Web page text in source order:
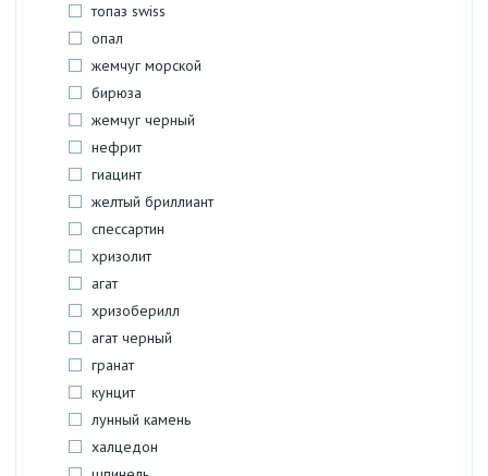
топаз swiss
опал
жемчуг морской
бирюза
жемчуг черный
нефрит
гиацинт
желтый бриллиант
спессартин
хризолит
агат
хризоберилл
агат черный
гранат
кунцит
лунный камень
халцедон